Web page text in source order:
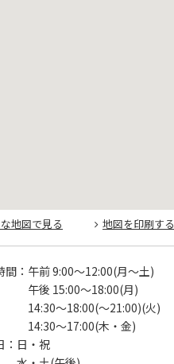
地図で見る 地図を印刷する
間： 午前 9:00～12:00(月～土)
午後 15:00～18:00(月)
14:30～18:00(～21:00)(火)
14:30～17:00(木・金)
日・祝